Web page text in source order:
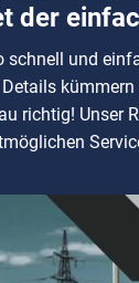
der
schnell und
kümmern
richtig! Unser